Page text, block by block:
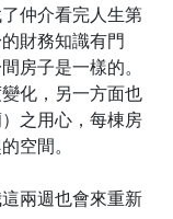
仲介看完人生第
財務知識有門
房子是一樣的。
化，另一方面也
之用心，每棟房
空間。
兩週也會來重新